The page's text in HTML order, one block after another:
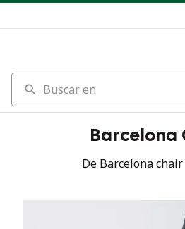
Buscar en
Barcelona
De Barcelona